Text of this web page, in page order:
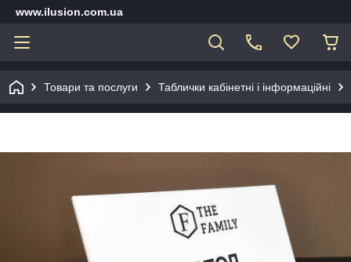
www.ilusion.com.ua
Товари та послуги Таблички кабінетні і інформаційні